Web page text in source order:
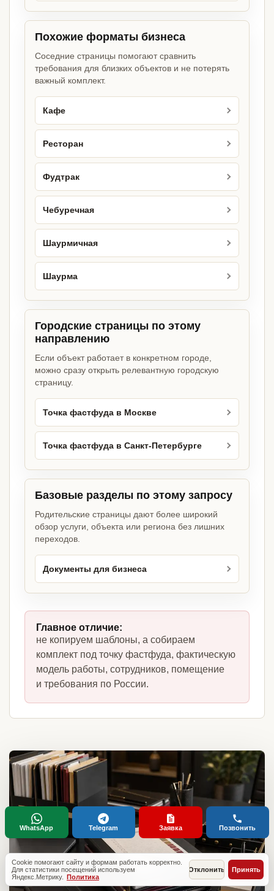
Похожие форматы бизнеса
Соседние страницы помогают сравнить
требования для близких объектов и не потерять
важный комплект.
Кафе
Ресторан
Фудтрак
Чебуречная
Шаурмичная
Шаурма
Городские страницы по этому
направлению
Если объект работает в конкретном городе,
можно сразу открыть релевантную городскую
страницу.
Точка фастфуда в Москве
Точка фастфуда в Санкт-Петербурге
Базовые разделы по этому запросу
Родительские страницы дают более широкий
обзор услуги, объекта или региона без лишних
переходов.
Документы для бизнеса
Главное отличие:
не копируем шаблоны, а собираем
комплект под точку фастфуда, фактическую
модель работы, сотрудников, помещение
и требования по России.
Cookie помогают сайту и формам работать корректно.
Для статистики посещений используем
Яндекс.Метрику. Политика
Отклонить Принять
WhatsApp Telegram Заявка Позвонить